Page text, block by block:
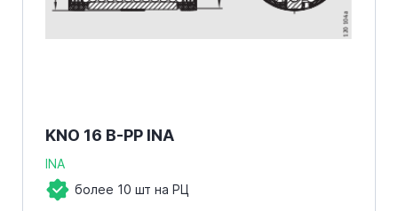
KNO 16 B-PP INA
INA
более 10 шт на РЦ